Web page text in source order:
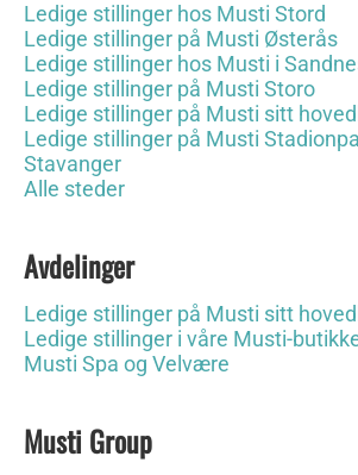
Ledige stillinger hos Musti Stord
Ledige stillinger på Musti Østerås
Ledige stillinger hos Musti i
Ledige stillinger på Musti Storo
Ledige stillinger på Musti sitt
Ledige stillinger på Musti
Stavanger
Alle steder
Avdelinger
Ledige stillinger på Musti sitt
Ledige stillinger i våre Musti-
Musti Spa og Velvære
Musti Group